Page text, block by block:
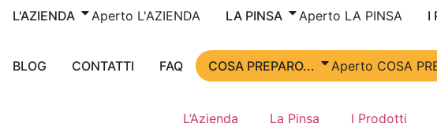
VaiL'AZIENDA Aperto L'AZIENDA LA PINSA Aperto LA PINSA I
BLOG CONTATTI FAQ COSA PREPARO... Aperto COSA
L’Azienda La Pinsa I Prodotti